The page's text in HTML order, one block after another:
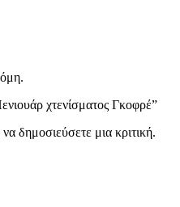
χτενίσματος Γκοφρέ”
να δημοσιεύσετε μια κριτική.